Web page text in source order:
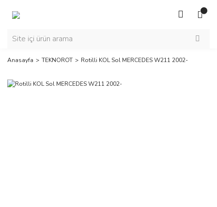
Anasayfa TEKNOROT Rotilli KOL Sol MERCEDES W211 2002-